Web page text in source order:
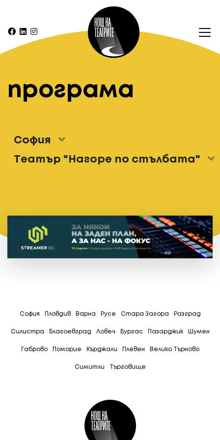
програма
София
Театър "Нагоре по стълбата"
София Пловдив Варна Русе Стара Загора Разград
Силистра Благоевград Ловеч Бургас Пазарджик Шумен
Габрово Поморие Кърджали Плевен Велико Търново
Симитли Tърговище